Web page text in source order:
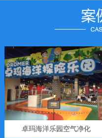
卓玛海洋乐园空气净化